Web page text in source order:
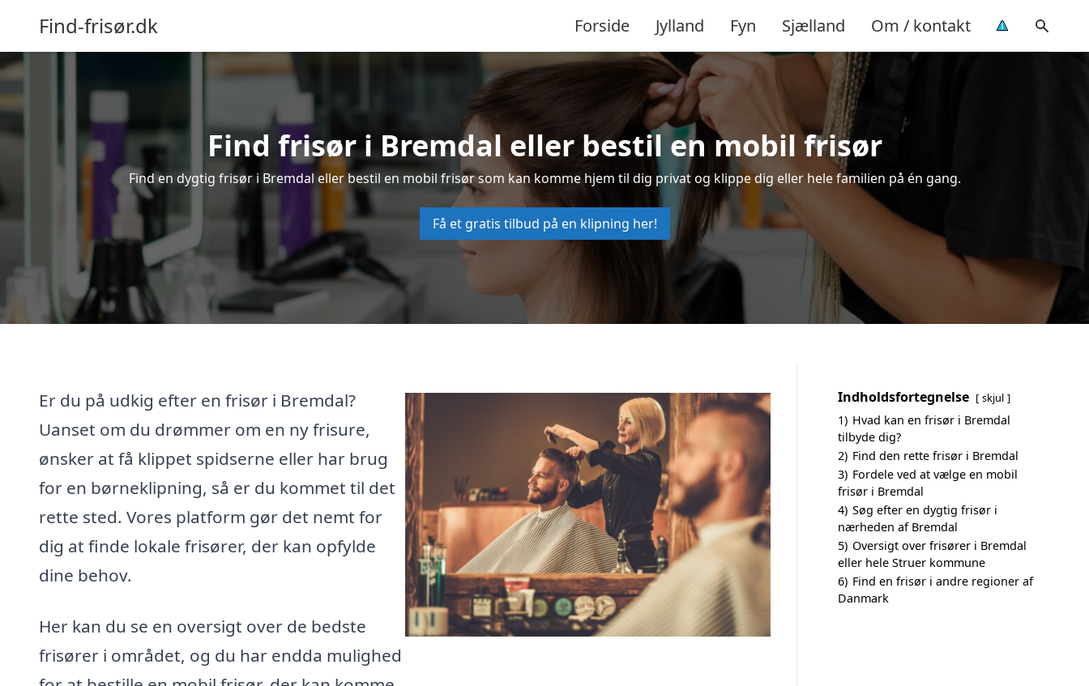
Find-frisør.dk Forside Jylland Fyn Sjælland Om / kontakt
Find frisør i Bremdal eller bestil en mobil frisør
Find en dygtig frisør i Bremdal eller bestil en mobil frisør som kan komme hjem til dig privat og klippe dig eller hele familien på én gang.
Få et gratis tilbud på en klipning her!
Er du på udkig efter en frisør i Bremdal?
Uanset om du drømmer om en ny frisure,
ønsker at få klippet spidserne eller har brug
for en børneklipning, så er du kommet til det
rette sted. Vores platform gør det nemt for
dig at finde lokale frisører, der kan opfylde
dine behov.
Her kan du se en oversigt over de bedste
frisører i området, og du har endda mulighed
Indholdsfortegnelse skjul
1) Hvad kan en frisør i Bremdal
tilbyde dig?
2) Find den rette frisør i Bremdal
3) Fordele ved at vælge en mobil
frisør i Bremdal
4) Søg efter en dygtig frisør i
nærheden af Bremdal
5) Oversigt over frisører i Bremdal
eller hele Struer kommune
6) Find en frisør i andre regioner af
Danmark